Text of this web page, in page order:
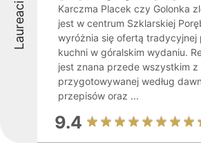
Laureaci
Karczma Placek czy Golonka
jest w centrum Szklarskiej
wyróżnia się ofertą tradycyjnej
kuchni w góralskim wydaniu.
jest znana przede wszystkim z
przygotowywanej według
przepisów oraz ...
9.4